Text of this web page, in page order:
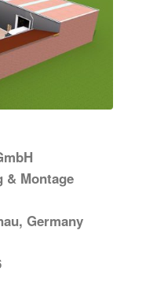
& Montage
Germany